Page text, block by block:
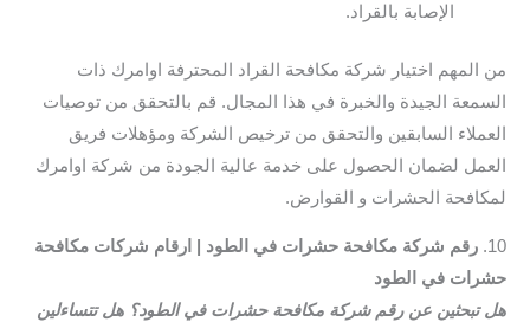
الإصابة بالقراد.
من المهم اختيار شركة مكافحة القراد المحترفة اوامرك ذات
السمعة الجيدة والخبرة في هذا المجال. قم بالتحقق من توصيات
العملاء السابقين والتحقق من ترخيص الشركة ومؤهلات فريق
العمل لضمان الحصول على خدمة عالية الجودة من شركة اوامرك
لمكافحة الحشرات و القوارض.
10. رقم شركة مكافحة حشرات في الطود | ارقام شركات مكافحة
حشرات في الطود
هل تبحثين عن رقم شركة مكافحة حشرات في الطود؟ هل تتساءلين